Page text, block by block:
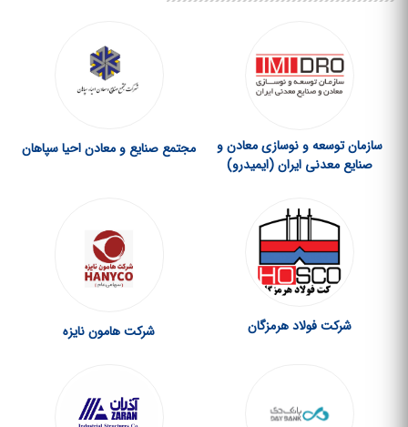
سازمان توسعه و نوسازی معادن و
صنایع معدنی ایران (ایمیدرو)
مجتمع صنایع و معادن احیا سپاهان
شرکت فولاد هرمزگان شرکت هامون نایزه